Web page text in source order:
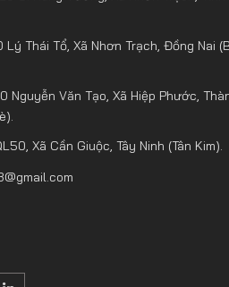
Lý Thái Tổ, Xã Nhơn Trạch, Đồng Nai
Nguyễn Văn Tạo, Xã Hiệp Phước,
Xã Cần Giuộc, Tây Ninh (Tân Kim).